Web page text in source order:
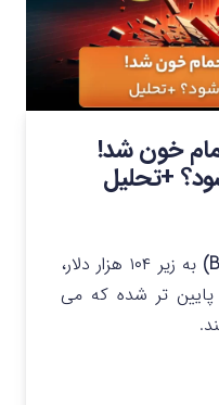
خون شد!
+تحلیل
به زیر ۱۰۴ هزار دلار،
تر شده که می